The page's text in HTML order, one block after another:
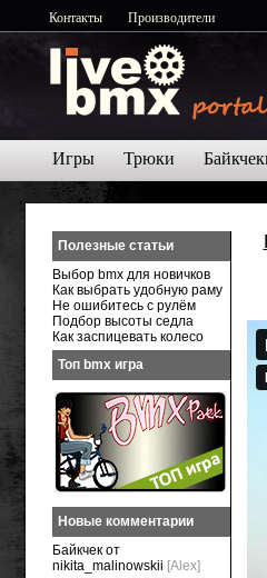
Контакты Производители
Игры Трюки
Полезные статьи
Выбор bmx для новичков
Как выбрать удобную раму
Не ошибитесь с рулём
Подбор высоты седла
Как заспицевать колесо
Топ bmx игра
Новые комментарии
Байкчек от
nikita_malinowskii [Alex]